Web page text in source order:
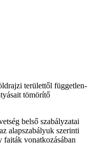
területtől független-
tömörítő
belső szabályzatai
alapszabályuk szerinti
vonatkozásában